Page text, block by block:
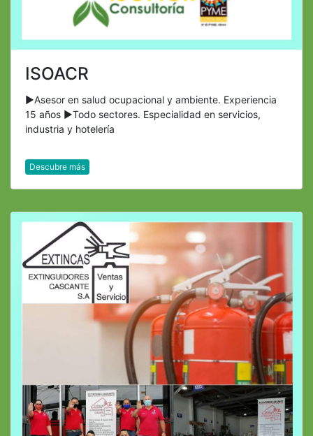
ISOACR
►Asesor en salud ocupacional y ambiente. Experiencia
15 años ►Todo sectores. Especialidad en servicios,
industria y hotelería
Descubre más